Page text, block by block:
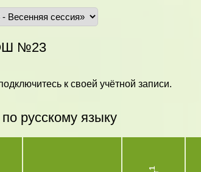
№23
к своей учётной записи.
русскому языку
1